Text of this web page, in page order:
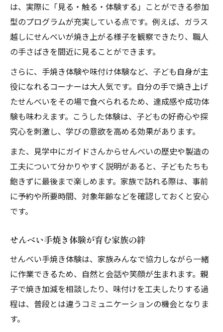
は、実際に「見る・触る・体験する」ことができる参加
型のプログラムが充実している点です。例えば、ガラス
越しにせんべいが焼き上がる様子を観察できたり、職人
の手さばきを間近に見ることができます。
さらに、手焼き体験や味付け体験など、子ども自身が主
役になれるコーナーは大人気です。自分の手で焼き上げ
たせんべいをその場で食べられるため、達成感や成功体
験も味わえます。こうした体験は、子どもの好奇心や探
究心を刺激し、学びの意欲を高める効果があります。
また、見学中にガイドさんからせんべいの歴史や製造の
工夫について分かりやすく説明があると、子どもたちも
飽きずに最後まで楽しめます。家族で訪れる際は、事前
に予約や所要時間、対象年齢などを確認しておくと安心
です。
せんべい手焼き体験が育む家族の絆
せんべい手焼き体験は、家族みんなで協力しながら一緒
に作業できるため、自然と会話や笑顔が生まれます。親
子で焼き加減を相談したり、味付けを工夫したりする過
程は、普段とは違うコミュニケーションの機会となりま
す。